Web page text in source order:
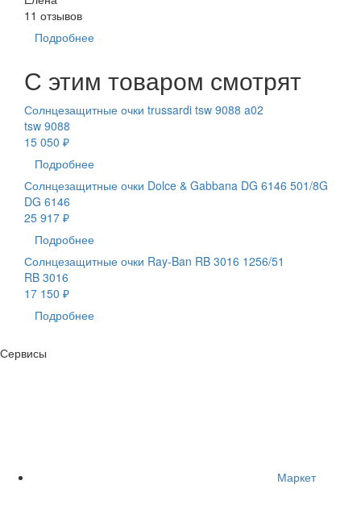
11 отзывов
Подробнее
С этим товаром смотрят
Солнцезащитные очки trussardi tsw 9088 a02
tsw 9088
15 050 ₽
Подробнее
Солнцезащитные очки Dolce & Gabbana DG 6146 501/8G
DG 6146
25 917 ₽
Подробнее
Солнцезащитные очки Ray-Ban RB 3016 1256/51
RB 3016
17 150 ₽
Подробнее
Сервисы
Маркет